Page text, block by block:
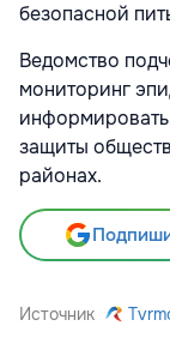
безопасной
Ведомство
мониторинг
защиты
районах.
Источник